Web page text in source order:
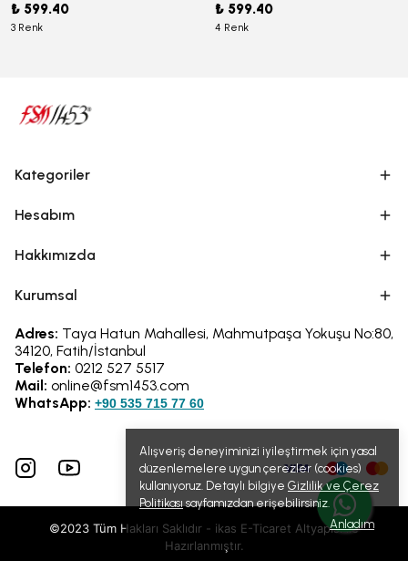
Alışveriş deneyiminizi iyileştirmek için yasal
düzenlemelere uygun çerezler (cookies)
kullanıyoruz. Detaylı bilgiye Gizlilik ve Çerez
Politikasısayfamızdan erişebilirsiniz.
Anladım
₺ 599.40
3 Renk
₺ 599.40
4 Renk
Kategoriler
Hesabım
Hakkımızda
Kurumsal
Adres: Taya Hatun Mahallesi, Mahmutpaşa Yokuşu No:80,
34120, Fatih/İstanbul
Telefon: 0212 527 5517
Mail: online@fsm1453.com
WhatsApp: +90 535 715 77 60
©2023 Tüm Hakları Saklıdır - ikas E-Ticaret Altyapısı ile
Hazırlanmıştır.